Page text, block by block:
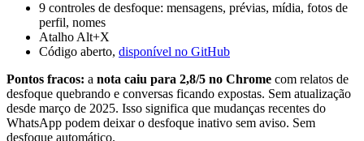
9 controles de desfoque: mensagens, prévias, mídia, fotos de
perfil, nomes
Atalho Alt+X
Código aberto, disponível no GitHub
Pontos fracos: a nota caiu para 2,8/5 no Chrome com relatos de
desfoque quebrando e conversas ficando expostas. Sem atualização
desde março de 2025. Isso significa que mudanças recentes do
WhatsApp podem deixar o desfoque inativo sem aviso. Sem
desfoque automático.